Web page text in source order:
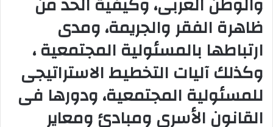
ظاهرة الفقر والجريمة، ومدى
ارتباطها بالمسئولية المجتمعية ،
وكذلك آليات التخطيط الاستراتيجى
للمسئولية المجتمعية، ودورها فى
القانون الأسرى ومبادئ ومعاير